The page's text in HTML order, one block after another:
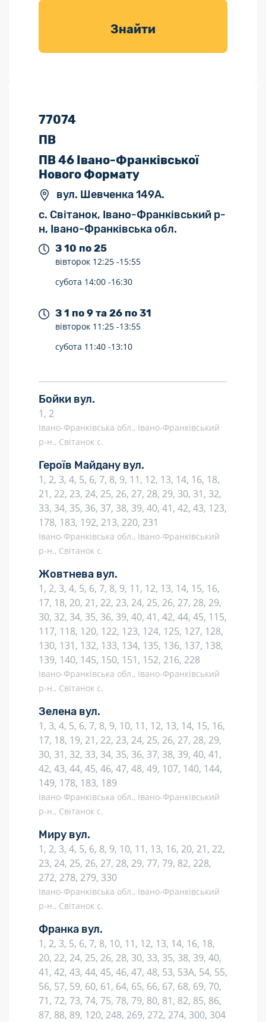
товарів для
Знайти
77074
ПВ
ПВ 46 Івано-Франківської
Нового Формату
вул. Шевченка 149А.
с. Світанок, Івано-Франківський р-
н, Івано-Франківська обл.
З 10 по 25
вівторок 12:25 -15:55
субота 14:00 -16:30
З 1 по 9 та 26 по 31
вівторок 11:25 -13:55
субота 11:40 -13:10
Бойки вул.
1, 2
Івано-Франківська обл., Івано-Франківський
р-н., Світанок с.
Героїв Майдану вул.
1, 2, 3, 4, 5, 6, 7, 8, 9, 11, 12, 13, 14, 16, 18,
21, 22, 23, 24, 25, 26, 27, 28, 29, 30, 31, 32,
33, 34, 35, 36, 37, 38, 39, 40, 41, 42, 43, 123,
178, 183, 192, 213, 220, 231
Івано-Франківська обл., Івано-Франківський
р-н., Світанок с.
Жовтнева вул.
1, 2, 3, 4, 5, 6, 7, 8, 9, 11, 12, 13, 14, 15, 16,
17, 18, 20, 21, 22, 23, 24, 25, 26, 27, 28, 29,
30, 32, 34, 35, 36, 39, 40, 41, 42, 44, 45, 115,
117, 118, 120, 122, 123, 124, 125, 127, 128,
130, 131, 132, 133, 134, 135, 136, 137, 138,
139, 140, 145, 150, 151, 152, 216, 228
Івано-Франківська обл., Івано-Франківський
р-н., Світанок с.
Зелена вул.
1, 3, 4, 5, 6, 7, 8, 9, 10, 11, 12, 13, 14, 15, 16,
17, 18, 19, 21, 22, 23, 24, 25, 26, 27, 28, 29,
30, 31, 32, 33, 34, 35, 36, 37, 38, 39, 40, 41,
42, 43, 44, 45, 46, 47, 48, 49, 107, 140, 144,
149, 178, 183, 189
Івано-Франківська обл., Івано-Франківський
р-н., Світанок с.
Миру вул.
1, 2, 3, 4, 5, 6, 8, 9, 10, 11, 13, 16, 20, 21, 22,
23, 24, 25, 26, 27, 28, 29, 77, 79, 82, 228,
272, 278, 279, 330
Івано-Франківська обл., Івано-Франківський
р-н., Світанок с.
Франка вул.
1, 2, 3, 5, 6, 7, 8, 10, 11, 12, 13, 14, 16, 18,
20, 22, 24, 25, 26, 28, 30, 33, 35, 38, 39, 40,
41, 42, 43, 44, 45, 46, 47, 48, 53, 53А, 54, 55,
56, 57, 59, 60, 61, 64, 65, 66, 67, 68, 69, 70,
71, 72, 73, 74, 75, 78, 79, 80, 81, 82, 85, 86,
87, 88, 89, 120, 248, 269, 272, 274, 300, 304